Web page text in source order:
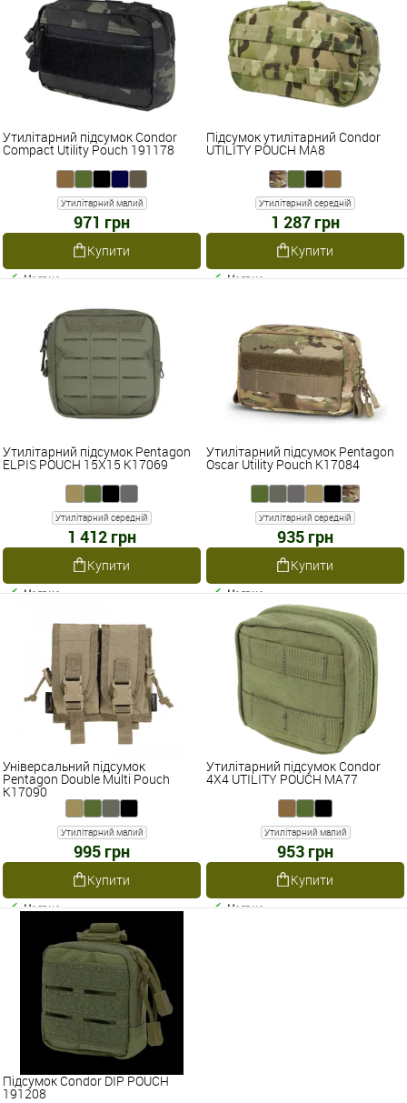
Утилітарний підсумок Condor
Compact Utility Pouch 191178
Утилітарний малий
971 грн
Купити
Наявне
Підсумок утилітарний Condor
UTILITY POUCH MA8
Утилітарний середній
1 287 грн
Купити
Наявне
Утилітарний підсумок Pentagon
ELPIS POUCH 15X15 K17069
Утилітарний середній
1 412 грн
Купити
Наявне
Утилітарний підсумок Pentagon
Oscar Utility Pouch K17084
Утилітарний середній
935 грн
Купити
Наявне
Універсальний підсумок
Pentagon Double Multi Pouch
K17090
Утилітарний малий
995 грн
Купити
Наявне
Утилітарний підсумок Condor
4X4 UTILITY POUCH MA77
Утилітарний малий
953 грн
Купити
Наявне
Підсумок Condor DIP POUCH
191208